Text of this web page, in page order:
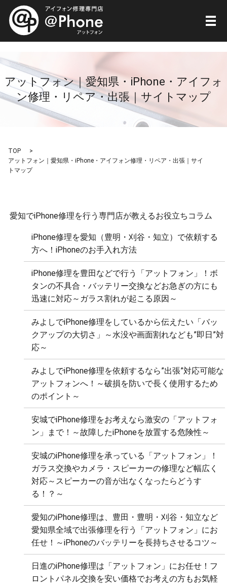
メ
アットフォン｜愛知県・iPhone・アイフォ
ン修理・リペア・出張｜サイトマップ
TOP
アットフォン｜愛知県・iPhone・アイフォン修理・リペア・出張｜サイ
トマップ
愛知でiPhone修理を行う専門店が教えるお役立ちコラム
iPhone修理を愛知（豊明・刈谷・知立）で依頼する
方へ！iPhoneのお手入れ方法
iPhone修理を豊田などで行う「アットフォン」！ボ
タンの不具合・バッテリー交換などお急ぎの方にも
迅速に対応～ガラス割れが起こる原因～
みよしでiPhone修理をしているから伝えたい「バッ
クアップの大切さ」～水没や画面割れなども”即日”対
応～
みよしでiPhone修理を依頼するなら”出張”対応可能な
アットフォンへ！～破損を防いで長く使用するため
のポイント～
安城でiPhone修理をお考えなら激安の「アットフォ
ン」まで！～故障したiPhoneを放置する危険性～
安城のiPhone修理を承っている「アットフォン」！
ガラス交換やカメラ・スピーカーの修理など幅広く
対応～スピーカーの音が出なくなったらどうす
る！？～
愛知のiPhone修理は、豊田・豊明・刈谷・知立など
愛知県全域で出張修理を行う「アットフォン」にお
任せ！～iPhoneのバッテリーを長持ちさせるコツ～
日進のiPhone修理は「アットフォン」にお任せ！フ
ロントパネル交換を安い価格でお考えの方もお気軽